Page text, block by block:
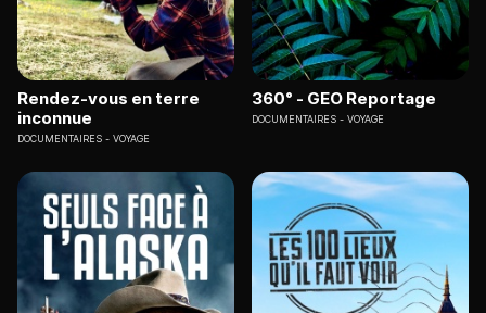
Rendez-vous en terre
inconnue
DOCUMENTAIRES VOYAGE
360° - GEO Reportage
DOCUMENTAIRES VOYAGE